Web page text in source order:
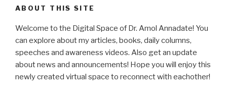
ABOUT THIS SITE
Welcome to the Digital Space of Dr. Amol Annadate! You
can explore about my articles, books, daily columns,
speeches and awareness videos. Also get an update
about news and announcements! Hope you will enjoy this
newly created virtual space to reconnect with eachother!